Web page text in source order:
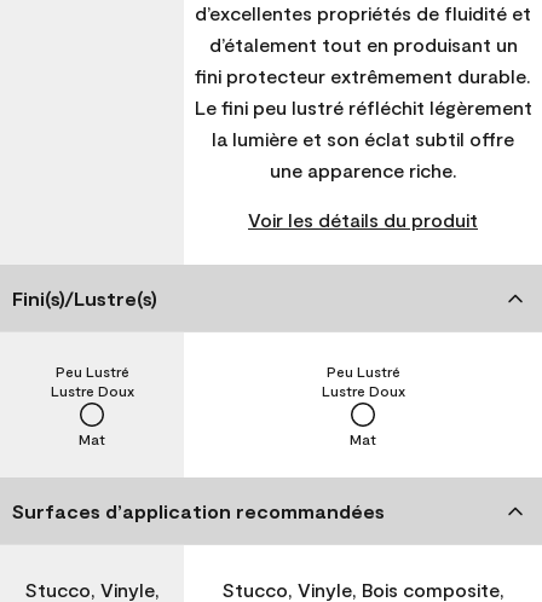
d’excellentes propriétés de fluidité et
d’étalement tout en produisant un
fini protecteur extrêmement durable.
Le fini peu lustré réfléchit légèrement
la lumière et son éclat subtil offre
une apparence riche.
Voir les détails du produit
Fini(s)/Lustre(s)
Mat
Lustre Doux
Peu Lustré
Mat
Lustre Doux
Peu Lustré
Surfaces d’application recommandées
Stucco, Vinyle,
Stucco, Vinyle, Bois composite,